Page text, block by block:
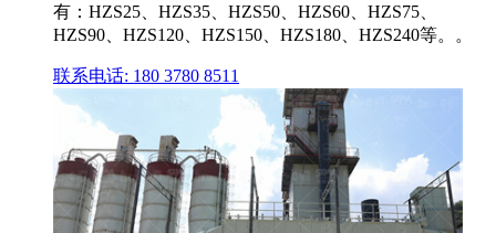
有：HZS25、HZS35、HZS50、HZS60、HZS75、
HZS90、HZS120、HZS150、HZS180、HZS240等。。
联系电话: 180 3780 8511